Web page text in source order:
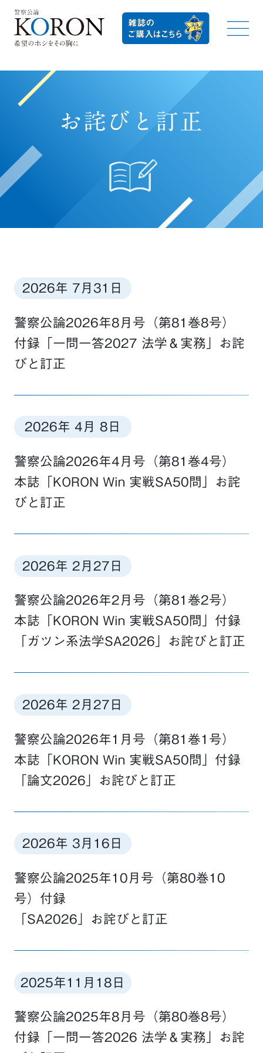
お詫びと訂正
2026年 7月31日
警察公論2026年8月号（第81巻8号）
付録「一問一答2027 法学＆実務」お詫
びと訂正
2026年 4月 8日
警察公論2026年4月号（第81巻4号）
本誌「KORON Win 実戦SA50問」お詫
びと訂正
2026年 2月27日
警察公論2026年2月号（第81巻2号）
本誌「KORON Win 実戦SA50問」付録
「ガツン系法学SA2026」お詫びと訂正
2026年 2月27日
警察公論2026年1月号（第81巻1号）
本誌「KORON Win 実戦SA50問」付録
「論文2026」お詫びと訂正
2026年 3月16日
警察公論2025年10月号（第80巻10
号）付録
「SA2026」お詫びと訂正
2025年11月18日
警察公論2025年8月号（第80巻8号）
付録「一問一答2026 法学＆実務」お詫